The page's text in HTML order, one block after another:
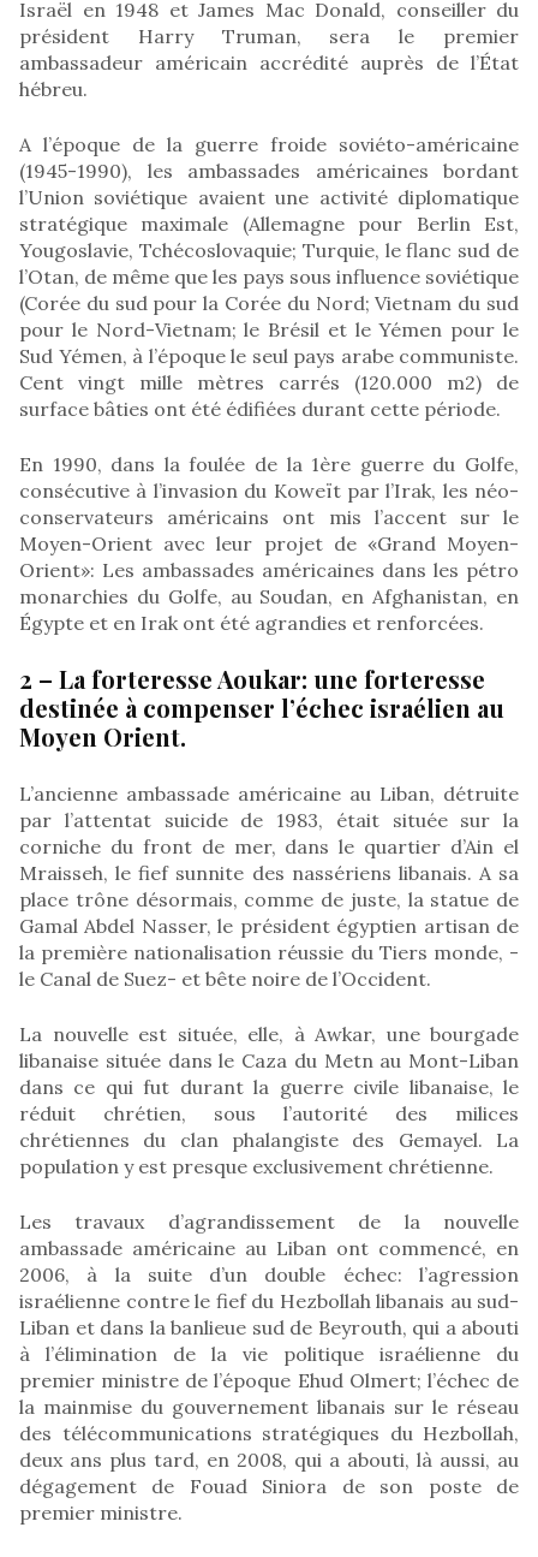
Israël en 1948 et James Mac Donald, conseiller du
président Harry Truman, sera le premier
ambassadeur américain accrédité auprès de l’État
hébreu.
A l’époque de la guerre froide soviéto-américaine
(1945-1990), les ambassades américaines bordant
l’Union soviétique avaient une activité diplomatique
stratégique maximale (Allemagne pour Berlin Est,
Yougoslavie, Tchécoslovaquie; Turquie, le flanc sud de
l’Otan, de même que les pays sous influence soviétique
(Corée du sud pour la Corée du Nord; Vietnam du sud
pour le Nord-Vietnam; le Brésil et le Yémen pour le
Sud Yémen, à l’époque le seul pays arabe communiste.
Cent vingt mille mètres carrés (120.000 m2) de
surface bâties ont été édifiées durant cette période.
En 1990, dans la foulée de la 1ère guerre du Golfe,
consécutive à l’invasion du Koweït par l’Irak, les néo-
conservateurs américains ont mis l’accent sur le
Moyen-Orient avec leur projet de «Grand Moyen-
Orient»: Les ambassades américaines dans les pétro
monarchies du Golfe, au Soudan, en Afghanistan, en
Égypte et en Irak ont été agrandies et renforcées.
2 – La forteresse Aoukar: une forteresse
destinée à compenser l’échec israélien au
Moyen Orient.
L’ancienne ambassade américaine au Liban, détruite
par l’attentat suicide de 1983, était située sur la
corniche du front de mer, dans le quartier d’Ain el
Mraisseh, le fief sunnite des nassériens libanais. A sa
place trône désormais, comme de juste, la statue de
Gamal Abdel Nasser, le président égyptien artisan de
la première nationalisation réussie du Tiers monde, -
le Canal de Suez- et bête noire de l’Occident.
La nouvelle est située, elle, à Awkar, une bourgade
libanaise située dans le Caza du Metn au Mont-Liban
dans ce qui fut durant la guerre civile libanaise, le
réduit chrétien, sous l’autorité des milices
chrétiennes du clan phalangiste des Gemayel. La
population y est presque exclusivement chrétienne.
Les travaux d’agrandissement de la nouvelle
ambassade américaine au Liban ont commencé, en
2006, à la suite d’un double échec: l’agression
israélienne contre le fief du Hezbollah libanais au sud-
Liban et dans la banlieue sud de Beyrouth, qui a abouti
à l’élimination de la vie politique israélienne du
premier ministre de l’époque Ehud Olmert; l’échec de
la mainmise du gouvernement libanais sur le réseau
des télécommunications stratégiques du Hezbollah,
deux ans plus tard, en 2008, qui a abouti, là aussi, au
dégagement de Fouad Siniora de son poste de
premier ministre.